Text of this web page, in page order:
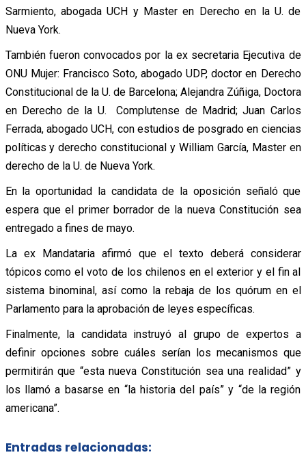
Sarmiento, abogada UCH y Master en Derecho en la U. de
Nueva York.
También fueron convocados por la ex secretaria Ejecutiva de
ONU Mujer: Francisco Soto, abogado UDP, doctor en Derecho
Constitucional de la U. de Barcelona; Alejandra Zúñiga, Doctora
en Derecho de la U. Complutense de Madrid; Juan Carlos
Ferrada, abogado UCH, con estudios de posgrado en ciencias
políticas y derecho constitucional y William García, Master en
derecho de la U. de Nueva York.
En la oportunidad la candidata de la oposición señaló que
espera que el primer borrador de la nueva Constitución sea
entregado a fines de mayo.
La ex Mandataria afirmó que el texto deberá considerar
tópicos como el voto de los chilenos en el exterior y el fin al
sistema binominal, así como la rebaja de los quórum en el
Parlamento para la aprobación de leyes específicas.
Finalmente, la candidata instruyó al grupo de expertos a
definir opciones sobre cuáles serían los mecanismos que
permitirán que “esta nueva Constitución sea una realidad” y
los llamó a basarse en “la historia del país” y “de la región
americana”.
Entradas relacionadas: